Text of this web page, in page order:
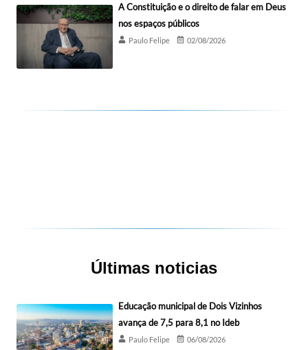
A Constituição e o direito de falar em Deus
nos espaços públicos
Paulo Felipe 02/08/2026
Últimas noticias
Educação municipal de Dois Vizinhos
avança de 7,5 para 8,1 no Ideb
Paulo Felipe 06/08/2026